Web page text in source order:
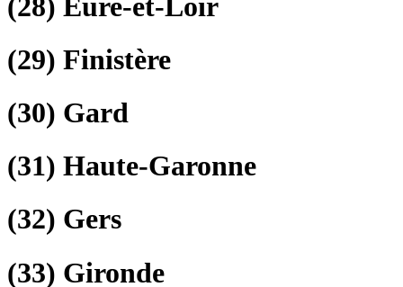
(29) Finistère
(30) Gard
(31) Haute-Garonne
(32) Gers
(33) Gironde